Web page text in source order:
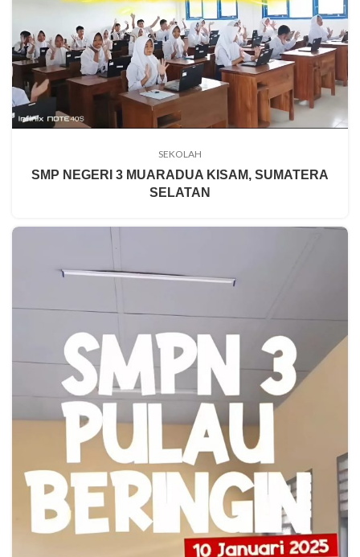
SEKOLAH
SMP NEGERI 3 MUARADUA KISAM, SUMATERA
SELATAN